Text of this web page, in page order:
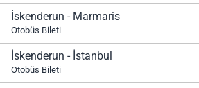
İskenderun - Marmaris
Otobüs Bileti
İskenderun - İstanbul
Otobüs Bileti